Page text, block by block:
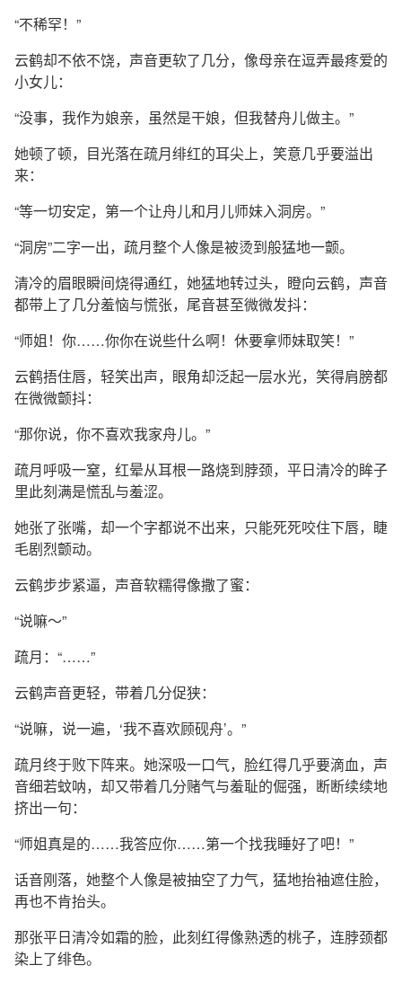
“不稀罕！”
云鹤却不依不饶，声音更软了几分，像母亲在逗弄最疼爱的
小女儿：
“没事，我作为娘亲，虽然是干娘，但我替舟儿做主。”
她顿了顿，目光落在疏月绯红的耳尖上，笑意几乎要溢出
来：
“等一切安定，第一个让舟儿和月儿师妹入洞房。”
“洞房”二字一出，疏月整个人像是被烫到般猛地一颤。
清冷的眉眼瞬间烧得通红，她猛地转过头，瞪向云鹤，声音
都带上了几分羞恼与慌张，尾音甚至微微发抖：
“师姐！你……你你在说些什么啊！休要拿师妹取笑！”
云鹤捂住唇，轻笑出声，眼角却泛起一层水光，笑得肩膀都
在微微颤抖：
“那你说，你不喜欢我家舟儿。”
疏月呼吸一窒，红晕从耳根一路烧到脖颈，平日清冷的眸子
里此刻满是慌乱与羞涩。
她张了张嘴，却一个字都说不出来，只能死死咬住下唇，睫
毛剧烈颤动。
云鹤步步紧逼，声音软糯得像撒了蜜：
“说嘛～”
疏月：“……”
云鹤声音更轻，带着几分促狭：
“说嘛，说一遍，‘我不喜欢顾砚舟’。”
疏月终于败下阵来。她深吸一口气，脸红得几乎要滴血，声
音细若蚊呐，却又带着几分赌气与羞耻的倔强，断断续续地
挤出一句：
“师姐真是的……我答应你……第一个找我睡好了吧！”
话音刚落，她整个人像是被抽空了力气，猛地抬袖遮住脸，
再也不肯抬头。
那张平日清冷如霜的脸，此刻红得像熟透的桃子，连脖颈都
染上了绯色。